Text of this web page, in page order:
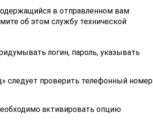
в отправленном вам
об этом службу технической
логин, пароль, указывать
следует проверить телефонный номер
активировать опцию